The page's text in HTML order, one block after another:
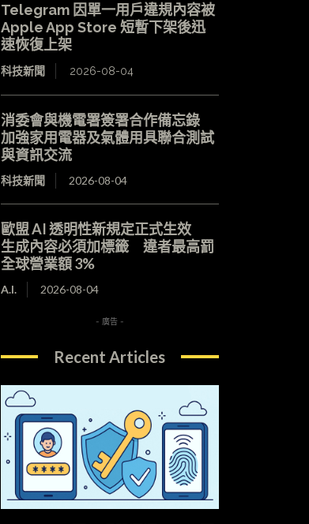
Telegram 因單一用戶違規內容被
Apple App Store 短暫下架後迅
速恢復上架
科技新聞 2026-08-04
消委會與機電署簽署合作備忘錄
加強家用電器及氣體用具聯合測試
與資訊交流
科技新聞 2026-08-04
歐盟 AI 透明性新規定正式生效
生成內容必須加標籤 違者最高罰
全球營業額 3%
A.I. 2026-08-04
- 廣告 -
Recent Articles